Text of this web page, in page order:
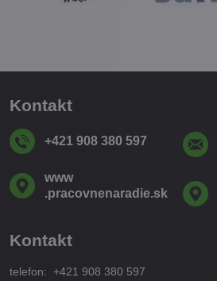
Kontakt
+421 908 380 597
www​
.pracovnenaradie​.sk
Kontakt
telefon: +421 908 380 597